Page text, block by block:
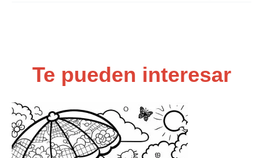
Te pueden interesar